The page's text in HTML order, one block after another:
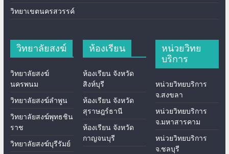
วิทยาเขตนครสวรรค์
วิทยาลัยสงฆ์
วิทยาลัยสงฆ์
นครพนม
วิทยาลัยสงฆ์ลำพูน
วิทยาลัยสงฆ์พุทธชิน
ราช
วิทยาลัยสงฆ์บุรีรัมย์
ห้องเรียน
ห้องเรียน จังหวัด
สิงห์บุรี
ห้องเรียน จังหวัด
สุราษฎร์ธานี
ห้องเรียน จังหวัด
กาญจนบุรี
หน่วยวิทย
บริการ
หน่วยวิทยบริการ
จ.สงขลา
หน่วยวิทยบริการ
จ.มหาสารคาม
หน่วยวิทยบริการ
จ.ชลบุรี